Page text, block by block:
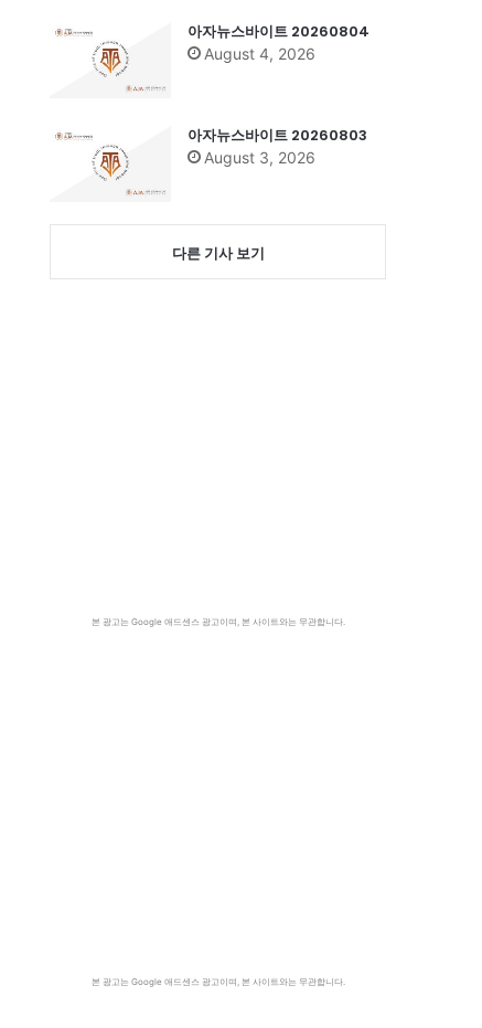
아자뉴스바이트 20260804
August 4, 2026
아자뉴스바이트 20260803
August 3, 2026
다른 기사 보기
본 광고는 Google 애드센스 광고이며, 본 사이트와는 무관합니다.
본 광고는 Google 애드센스 광고이며, 본 사이트와는 무관합니다.